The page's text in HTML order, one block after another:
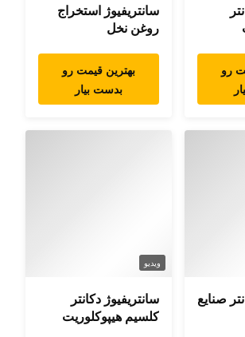
رو
سانتریفیوژ استخراج
روغن نخل
بهترین قیمت رو
بدست بیار
صنایع
ویدیو
سانتریفیوژ دکانتر
کلسیم هیپوکلوریت